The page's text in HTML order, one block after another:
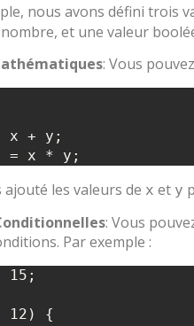
nous avons défini trois
et une valeur
: Vous
x + y;
ajouté les valeurs de x et y
: Vous
Par exemple :
15;
12) {